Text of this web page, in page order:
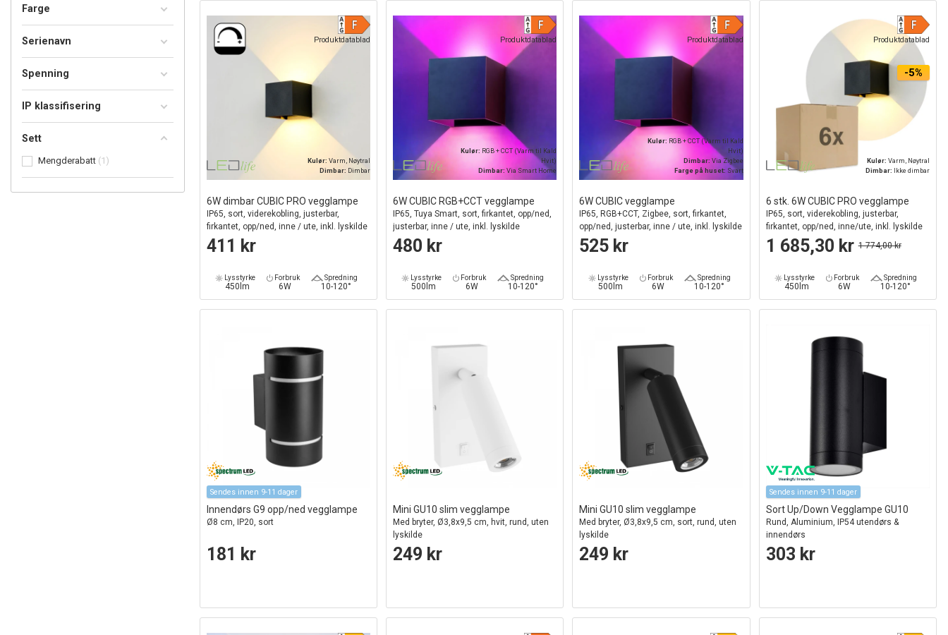
Produktdatablad
Kulør:Varm, Nøytral
Dimbar: Dimbar
6W dimbar CUBIC PRO vegglampe
IP65, sort, viderekobling, justerbar,
firkantet, opp/ned, inne / ute, inkl. lyskilde
411 kr
Lysstyrke
450lm
Forbruk
6W
Spredning
10-120°
Produktdatablad
Kulør: RGB + CCT (Varm til Kald
Hvit)
Dimbar:Via Smart Home
6W CUBIC RGB+CCT vegglampe
IP65, Tuya Smart, sort, firkantet, opp/ned,
justerbar, inne / ute, inkl. lyskilde
480 kr
Lysstyrke
500lm
Forbruk
6W
Spredning
10-120°
Produktdatablad
Kulør: RGB + CCT (Varm til Kald
Hvit)
Dimbar: Via Zigbee
Farge på huset: Svart
6W CUBIC vegglampe
IP65, RGB+CCT, Zigbee, sort, firkantet,
opp/ned, justerbar, inne / ute, inkl. lyskilde
525 kr
Lysstyrke
500lm
Forbruk
6W
Spredning
10-120°
Produktdatablad
Kulør: Varm, Nøytral
Dimbar: Ikke dimbar
-5%
6 stk. 6W CUBIC PRO vegglampe
IP65, sort, viderekobling, justerbar,
firkantet, opp/ned, inne/ute, inkl. lyskilde
1 685,30 kr1 774,00 kr
Lysstyrke
450lm
Forbruk
6W
Spredning
10-120°
Sendes innen 9-11 dager
Innendørs G9 opp/ned vegglampe
Ø8 cm, IP20, sort
181 kr
Mini GU10 slim vegglampe
Med bryter, Ø3,8x9,5 cm, hvit, rund, uten
lyskilde
249 kr
Mini GU10 slim vegglampe
Med bryter, Ø3,8x9,5 cm, sort, rund, uten
lyskilde
249 kr
Sendes innen 9-11 dager
Sort Up/Down Vegglampe GU10
Rund, Aluminium, IP54 utendørs &
innendørs
303 kr
Farge
Serienavn
Spenning
IP klassifisering
Sett
Mengderabatt 1